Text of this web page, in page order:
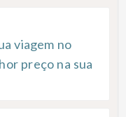
viagem no
preço na sua